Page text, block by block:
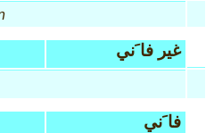
غير فا َني
فا َني